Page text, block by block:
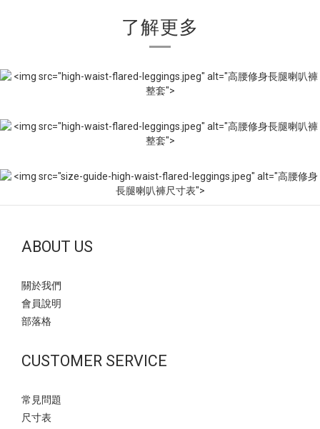
了解更多
ABOUT US
關於我們
會員說明
部落格
CUSTOMER SERVICE
常見問題
尺寸表